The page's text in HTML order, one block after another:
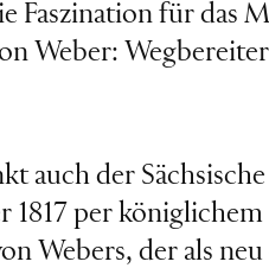
Faszination für das
Weber:
auch der
per
Webers, der als